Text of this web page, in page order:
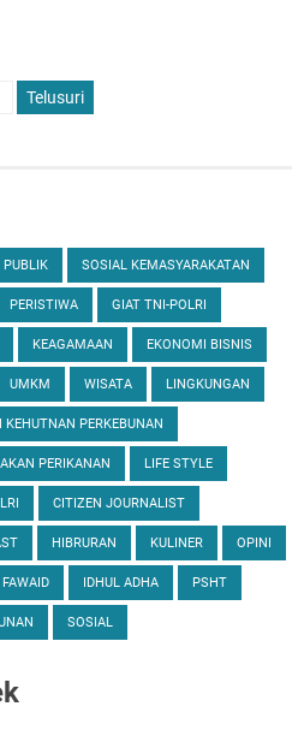
PUBLIK SOSIAL KEMASYARAKATAN
PERISTIWA GIAT TNI-POLRI
KEAGAMAAN EKONOMI BISNIS
UMKM WISATA LINGKUNGAN
KEHUTNAN PERKEBUNAN
PERIKANAN LIFE STYLE
CITIZEN JOURNALIST
HIBRURAN KULINER OPINI
FAWAID IDHUL ADHA PSHT
SOSIAL